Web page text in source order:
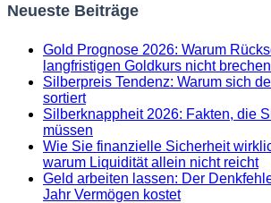
Neueste Beiträge
Gold Prognose 2026: Warum
langfristigen Goldkurs nicht
Silberpreis Tendenz: Warum sich
sortiert
Silberknappheit 2026: Fakten, die
müssen
Wie Sie finanzielle Sicherheit
warum Liquidität allein nicht reicht
Geld arbeiten lassen: Der
Jahr Vermögen kostet